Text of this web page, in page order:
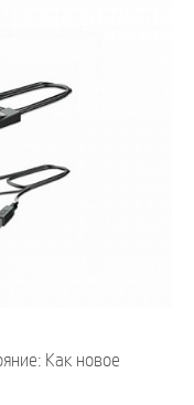
Как новое